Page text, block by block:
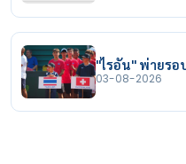
"ไรอัน" พ่ายรอ
03-08-2026